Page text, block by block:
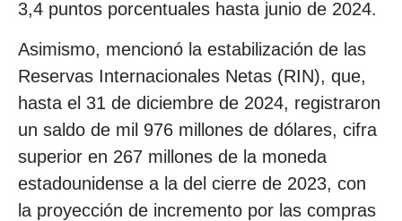
3,4 puntos porcentuales hasta junio de 2024.
Asimismo, mencionó la estabilización de las
Reservas Internacionales Netas (RIN), que,
hasta el 31 de diciembre de 2024, registraron
un saldo de mil 976 millones de dólares, cifra
superior en 267 millones de la moneda
estadounidense a la del cierre de 2023, con
la proyección de incremento por las compras